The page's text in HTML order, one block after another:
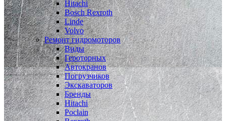
Hitachi
Bosch Rexroth
Linde
Volvo
Ремонт гидромоторов
Виды
Героторных
Автокранов
Погрузчиков
Экскаваторов
Бренды
Hitachi
Poclain